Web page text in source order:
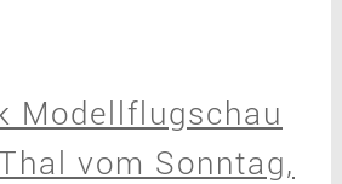
Modellflugschau
vom Sonntag,